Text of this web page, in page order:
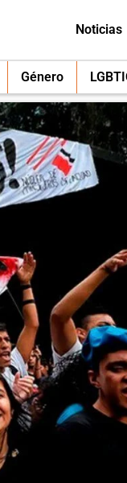
Noticias
Género